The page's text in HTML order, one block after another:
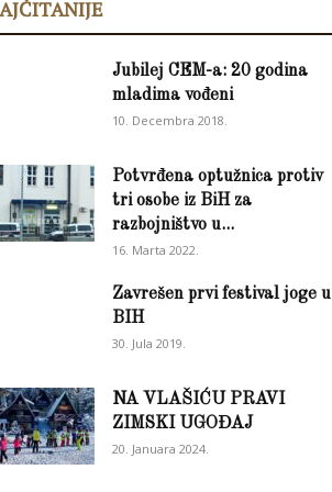
Jubilej CEM-a: 20 godina
mladima vođeni
10. Decembra 2018.
Potvrđena optužnica protiv
tri osobe iz BiH za
razbojništvo u...
16. Marta 2022.
Zavrešen prvi festival joge u
BIH
30. Jula 2019.
NA VLAŠIĆU PRAVI
ZIMSKI UGOĐAJ
20. Januara 2024.